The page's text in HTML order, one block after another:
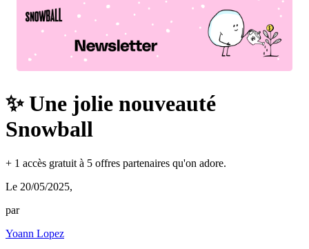
✨ Une jolie nouveauté
Snowball
+ 1 accès gratuit à 5 offres partenaires qu'on adore.
Le 20/05/2025,
par
Yoann Lopez